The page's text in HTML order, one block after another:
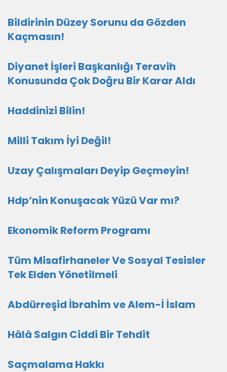
Bildirinin Düzey Sorunu da Gözden
Kaçmasın!
Diyanet İşleri Başkanlığı Teravih
Konusunda Çok Doğru Bir Karar Aldı
Haddinizi Bilin!
Milli Takım İyi Değil!
Uzay Çalışmaları Deyip Geçmeyin!
Hdp’nin Konuşacak Yüzü Var mı?
Ekonomik Reform Programı
Tüm Misafirhaneler Ve Sosyal Tesisler
Tek Elden Yönetilmeli
Abdürreşid İbrahim ve Alem-İ İslam
Hâlâ Salgın Ciddi Bir Tehdit
Saçmalama Hakkı